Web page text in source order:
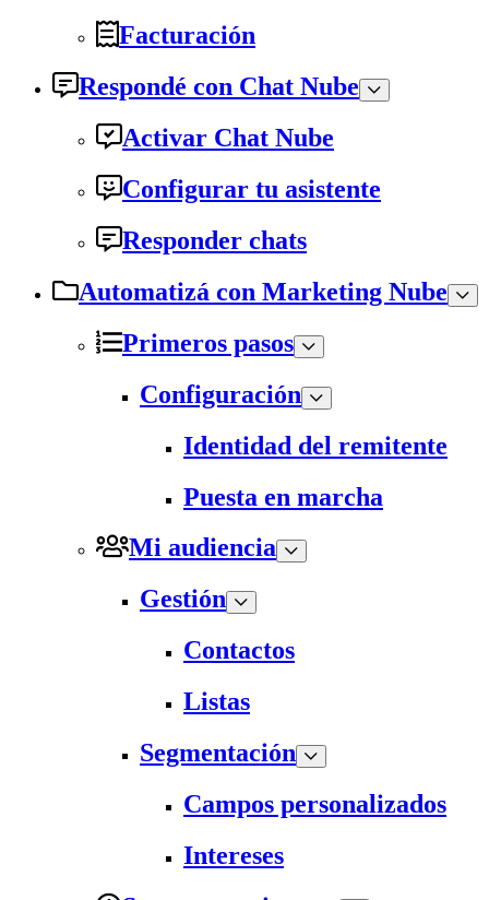
Facturación
Respondé con Chat Nube
Activar Chat Nube
Configurar tu asistente
Responder chats
Automatizá con Marketing Nube
Primeros pasos
Configuración
Identidad del remitente
Puesta en marcha
Mi audiencia
Gestión
Contactos
Listas
Segmentación
Campos personalizados
Intereses